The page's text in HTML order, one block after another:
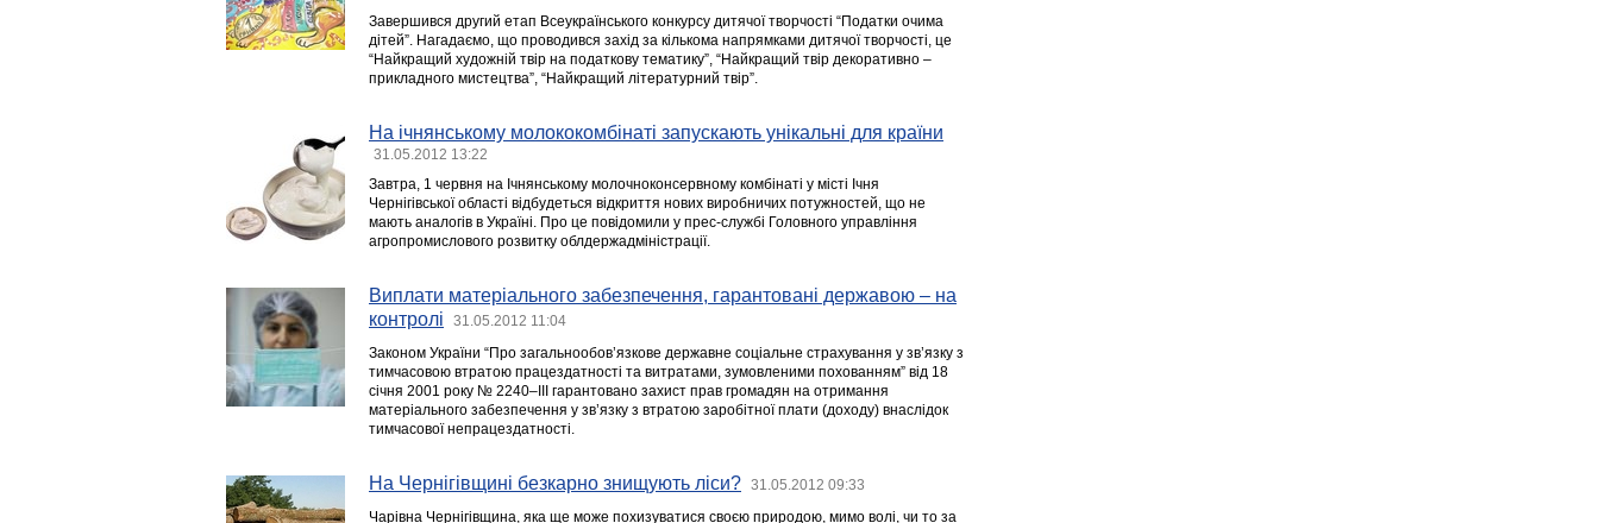
Завершився другий етап Всеукраїнського конкурсу дитячої творчості “Податки очима
дітей”. Нагадаємо, що проводився захід за кількома напрямками дитячої творчості, це
“Найкращий художній твір на податкову тематику”, “Найкращий твір декоративно –
прикладного мистецтва”, “Найкращий літературний твір”.
На ічнянському молококомбінаті запускають унікальні для країни
31.05.2012 13:22
Завтра, 1 червня на Ічнянському молочноконсервному комбінаті у місті Ічня
Чернігівської області відбудеться відкриття нових виробничих потужностей, що не
мають аналогів в Україні. Про це повідомили у прес-службі Головного управління
агропромислового розвитку облдержадміністрації.
Виплати матеріального забезпечення, гарантовані державою – на
контролі
31.05.2012 11:04
Законом України “Про загальнообов’язкове державне соціальне страхування у зв’язку з
тимчасовою втратою працездатності та витратами, зумовленими похованням” від 18
січня 2001 року № 2240–ІІІ гарантовано захист прав громадян на отримання
матеріального забезпечення у зв’язку з втратою заробітної плати (доходу) внаслідок
тимчасової непрацездатності.
На Чернігівщині безкарно знищують ліси? 31.05.2012 09:33
Чарівна Чернігівщина, яка ще може похизуватися своєю природою, мимо волі, чи то за